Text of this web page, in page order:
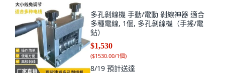
多孔剝線機 手動/電動 剝線神器 適合
多種電線, 1個, 多孔剝線機（手搖/電
鉆）
$1,530
($1530.00/1個)
8/19 預計送達